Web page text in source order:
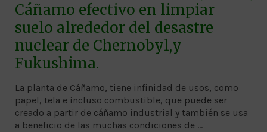
Cáñamo efectivo en limpiar
suelo alrededor del desastre
nuclear de Chernobyl,y
Fukushima.
La planta de Cáñamo, tiene infinidad de usos, como
papel, tela e incluso combustible, que puede ser
creado a partir de cáñamo industrial y también se usa
a beneficio de las muchas condiciones de …